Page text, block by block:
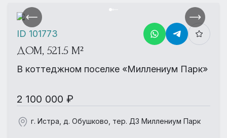
ДОМ, 521.5 М²
В коттеджном поселке «Миллениум Парк»
2 100 000 ₽
г. Истра, д. Обушково, тер. ДЗ Миллениум Парк
ID 101773